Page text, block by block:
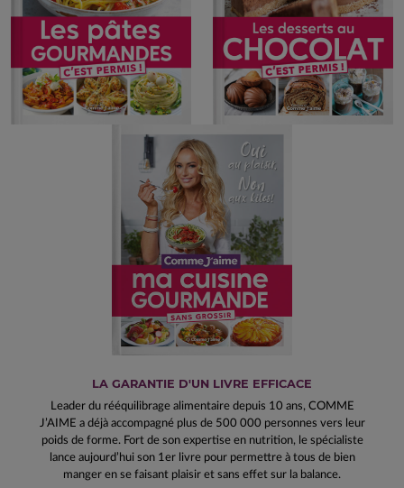
LA GARANTIE D'UN LIVRE EFFICACE
Leader du rééquilibrage alimentaire depuis 10 ans, COMME
J’AIME a déjà accompagné plus de 500 000 personnes vers leur
poids de forme. Fort de son expertise en nutrition, le spécialiste
lance aujourd’hui son 1er livre pour permettre à tous de bien
manger en se faisant plaisir et sans effet sur la balance.